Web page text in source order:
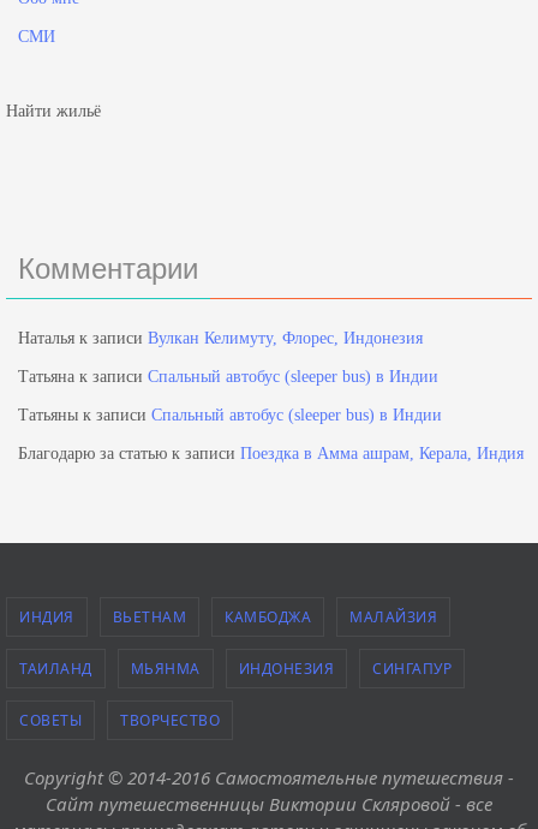
СМИ
Найти жильё
Комментарии
Наталья к записи Вулкан Келимуту, Флорес, Индонезия
Татьяна к записи Спальный автобус (sleeper bus) в Индии
Татьяны к записи Спальный автобус (sleeper bus) в Индии
Благодарю за статью к записи Поездка в Амма ашрам, Керала, Индия
ИНДИЯ ВЬЕТНАМ КАМБОДЖА МАЛАЙЗИЯ
ТАИЛАНД МЬЯНМА ИНДОНЕЗИЯ СИНГАПУР
СОВЕТЫ ТВОРЧЕСТВО
Copyright © 2014-2016 Самостоятельные путешествия -
Сайт путешественницы Виктории Скляровой - все